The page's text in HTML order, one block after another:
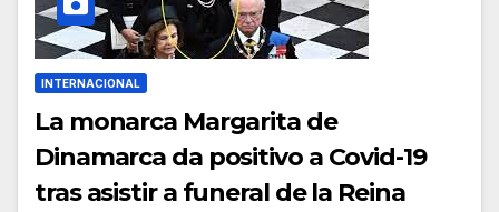
INTERNACIONAL
La monarca Margarita de
Dinamarca da positivo a Covid-19
tras asistir a funeral de la Reina